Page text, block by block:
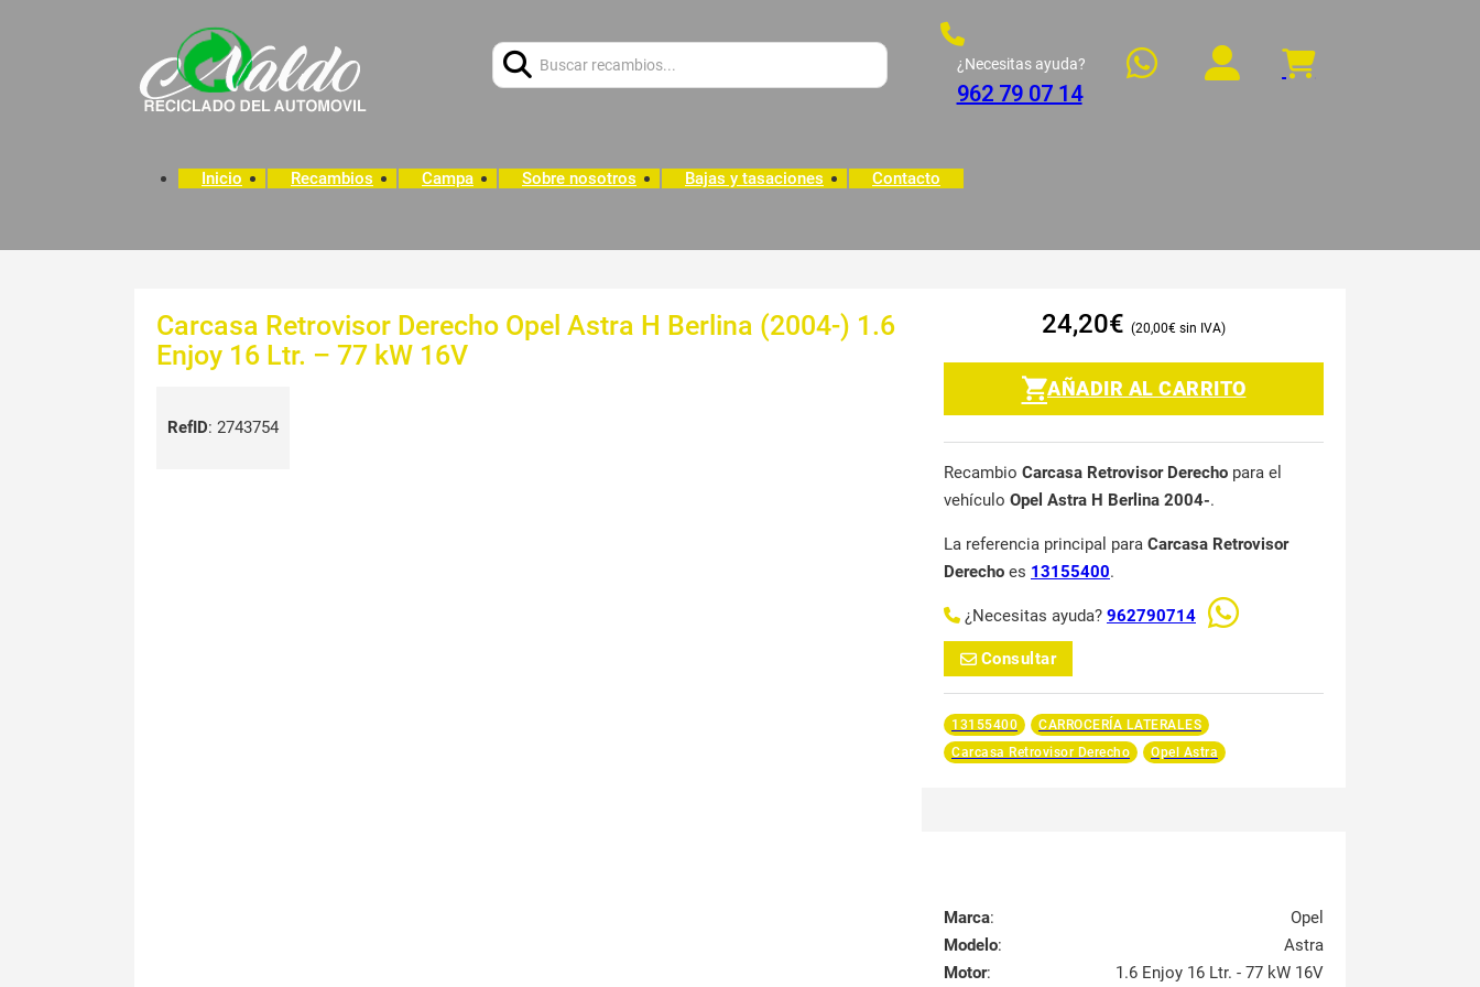
¿Necesitas ayuda?
962 79 07 14
Inicio Recambios Campa Sobre nosotros Bajas y tasaciones Contacto
Carcasa Retrovisor Derecho Opel Astra H Berlina (2004-) 1.6
Enjoy 16 Ltr. – 77 kW 16V
RefID: 2743754
24,20€ 20,00€
AÑADIR AL CARRITO
Recambio Carcasa Retrovisor Derecho para el
vehículo Opel Astra H Berlina 2004-.
La referencia principal para Carcasa Retrovisor
Derecho es 13155400.
¿Necesitas ayuda? 962790714
Consultar
13155400
CARROCERÍA LATERALES
Carcasa Retrovisor Derecho
Opel Astra
Marca:
Opel
Modelo:
Astra
Motor: 1.6 Enjoy 16 Ltr. - 77 kW 16V